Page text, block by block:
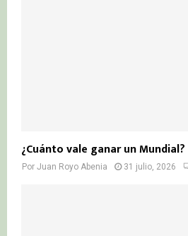
¿Cuánto vale ganar un Mundial?
Por Juan Royo Abenia 31 julio, 2026